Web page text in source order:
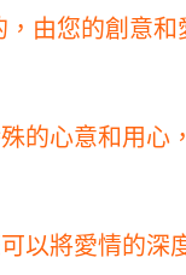
由您的創意
的心意和用心
以將愛情的